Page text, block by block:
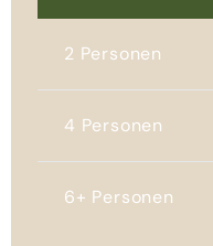
2 Personen
4 Personen
6+ Personen